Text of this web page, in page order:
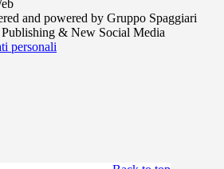
and powered by Gruppo Spaggiari
& New Social Media
personali